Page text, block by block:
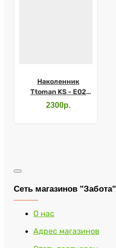
Наколенник
Ttoman KS - Е02
р.XXL бежевый
2300р.
Сеть магазинов "Забота"
О нас
Адрес магазинов